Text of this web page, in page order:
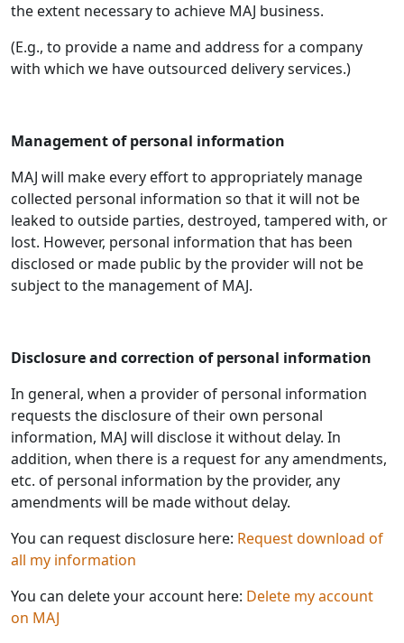
the extent necessary to achieve MAJ business.
(E.g., to provide a name and address for a company
with which we have outsourced delivery services.)
Management of personal information
MAJ will make every effort to appropriately manage
collected personal information so that it will not be
leaked to outside parties, destroyed, tampered with, or
lost. However, personal information that has been
disclosed or made public by the provider will not be
subject to the management of MAJ.
Disclosure and correction of personal information
In general, when a provider of personal information
requests the disclosure of their own personal
information, MAJ will disclose it without delay. In
addition, when there is a request for any amendments,
etc. of personal information by the provider, any
amendments will be made without delay.
You can request disclosure here: Request download of
all my information
You can delete your account here: Delete my account
on MAJ